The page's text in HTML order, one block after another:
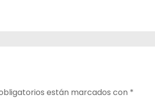
están marcados con *